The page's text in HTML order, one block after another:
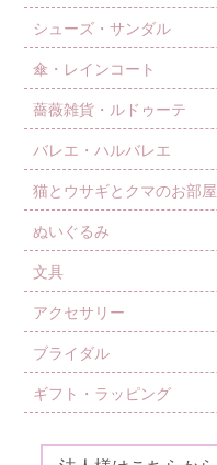
シューズ・サンダル
傘・レインコート
薔薇雑貨・ルドゥーテ
バレエ・ハルバレエ
猫とウサギとクマのお部屋
ぬいぐるみ
文具
アクセサリー
ブライダル
ギフト・ラッピング